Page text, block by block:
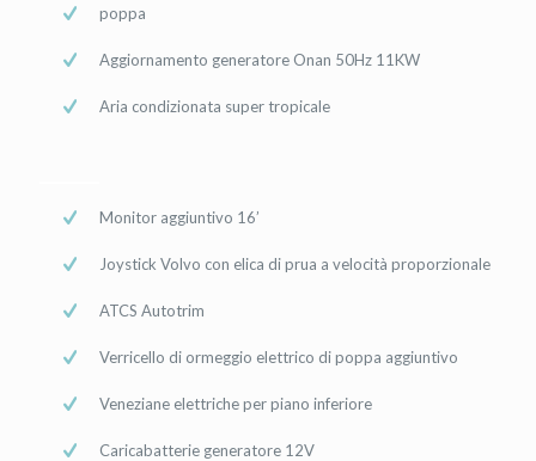
poppa
Aggiornamento generatore Onan 50Hz 11KW
Aria condizionata super tropicale
Monitor aggiuntivo 16’
Joystick Volvo con elica di prua a velocità proporzionale
ATCS Autotrim
Verricello di ormeggio elettrico di poppa aggiuntivo
Veneziane elettriche per piano inferiore
Caricabatterie generatore 12V